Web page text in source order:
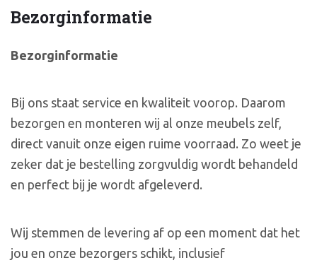
Bezorginformatie
Bezorginformatie
Bij ons staat service en kwaliteit voorop. Daarom
bezorgen en monteren wij al onze meubels zelf,
direct vanuit onze eigen ruime voorraad. Zo weet je
zeker dat je bestelling zorgvuldig wordt behandeld
en perfect bij je wordt afgeleverd.
Wij stemmen de levering af op een moment dat het
jou en onze bezorgers schikt, inclusief